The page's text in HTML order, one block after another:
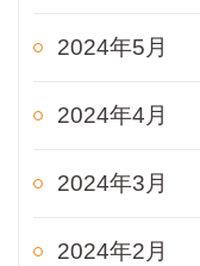
2024年5月
2024年4月
2024年3月
2024年2月